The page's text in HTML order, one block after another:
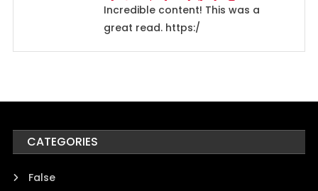
Incredible content! This was a
great read. https:/
CATEGORIES
False